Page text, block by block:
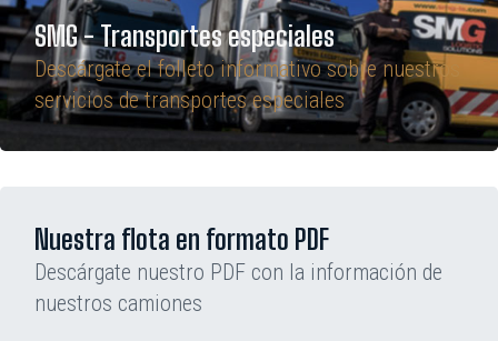
SMG - Transportes especiales
Descárgate el folleto informativo sobre nuestros
servicios de transportes especiales
Nuestra flota en formato PDF
Descárgate nuestro PDF con la información de
nuestros camiones